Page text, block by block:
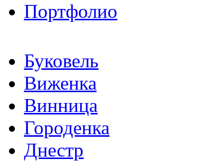
Портфолио
Буковель
Виженка
Винница
Городенка
Днестр